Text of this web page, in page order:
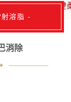
溶脂 -
消除